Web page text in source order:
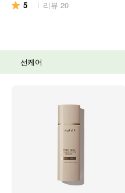
5 리뷰 20
선케어